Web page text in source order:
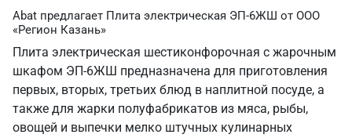
Abat предлагает Плита электрическая ЭП-6ЖШ от ООО
«Регион Казань»
Плита электрическая шестиконфорочная с жарочным
шкафом ЭП-6ЖШ предназначена для приготовления
первых, вторых, третьих блюд в наплитной посуде, а
также для жарки полуфабрикатов из мяса, рыбы,
овощей и выпечки мелко штучных кулинарных